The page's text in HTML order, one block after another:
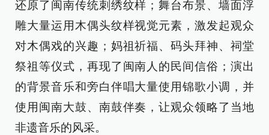
还原了闽南传统刺绣纹样；舞台布景、墙面浮
雕大量运用木偶头纹样视觉元素，激发起观众
对木偶戏的兴趣；妈祖祈福、码头拜神、祠堂
祭祖等仪式，再现了闽南人的民间信俗；演出
的背景音乐和旁白伴唱大量使用锦歌小调，并
使用闽南大鼓、南鼓伴奏，让观众领略了当地
非遗音乐的风采。